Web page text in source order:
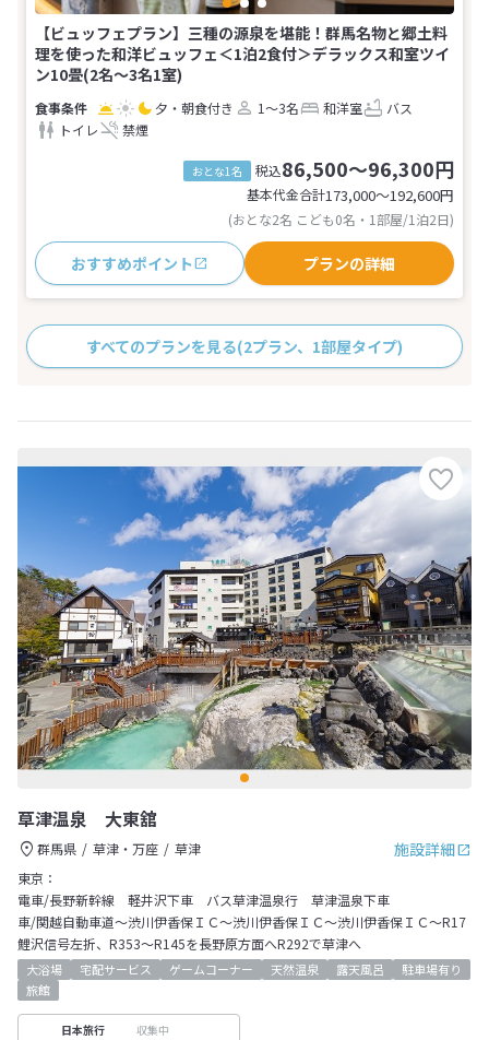
【ビュッフェプラン】三種の源泉を堪能！群馬名物と郷土料
理を使った和洋ビュッフェ＜1泊2食付＞デラックス和室ツイ
ン10畳(2名～3名1室)
夕・朝食付き 1～3名 和洋室
バス
トイレ
禁煙
おとな1名 税込86,500～96,300円
基本代金合計173,000〜192,600円
(おとな2名 こども0名・1部屋/1泊2日)
おすすめポイント プランの詳細
すべてのプランを見る(2プラン、1部屋タイプ)
草津温泉 大東舘
施設詳細
群馬県 草津・万座
草津
東京：
電車/長野新幹線 軽井沢下車 バス草津温泉行 草津温泉下車
車/関越自動車道～渋川伊香保ＩＣ～渋川伊香保ＩＣ～渋川伊香保ＩＣ～R17
鯉沢信号左折、R353～R145を長野原方面へR292で草津へ
大浴場 宅配サービス ゲームコーナー 天然温泉 露天風呂
駐車場有り
旅館
日本旅行 収集中